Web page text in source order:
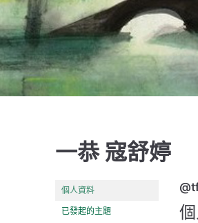
一恭 寇舒婷
個人資料
已發起的主題